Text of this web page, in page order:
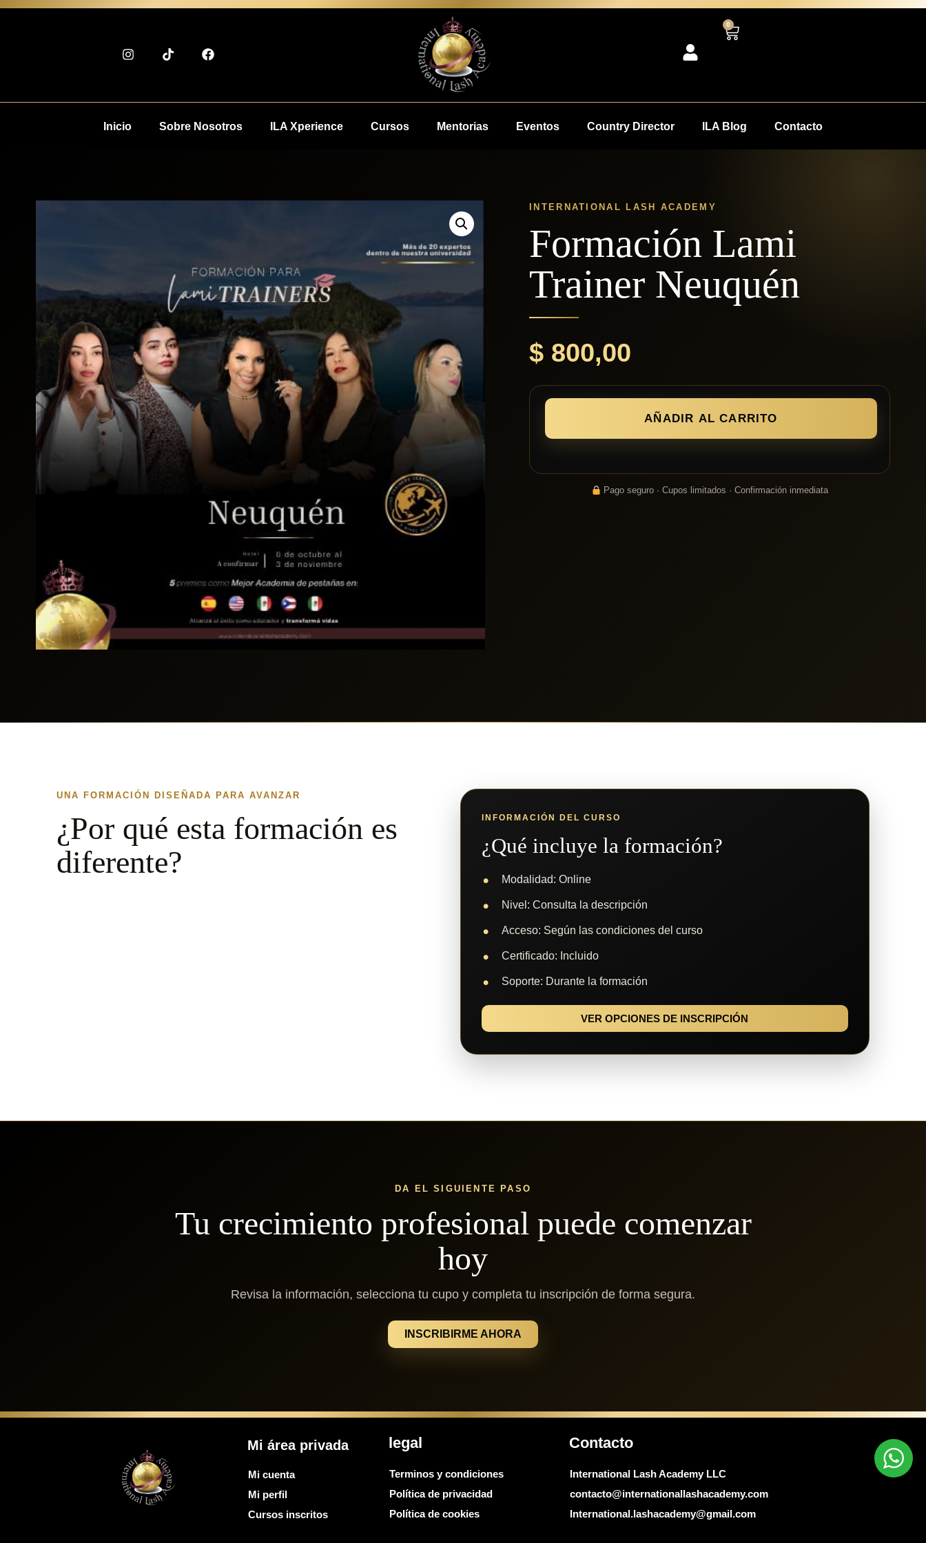
0
Inicio Sobre Nosotros ILA Xperience Cursos Mentorias Eventos Country Director ILA Blog Contacto
INTERNATIONAL LASH ACADEMY
Formación Lami
Trainer Neuquén
$ 800,00
AÑADIR AL CARRITO
Pago seguro · Cupos limitados · Confirmación inmediata
UNA FORMACIÓN DISEÑADA PARA AVANZAR
¿Por qué esta formación es
diferente?
INFORMACIÓN DEL CURSO
¿Qué incluye la formación?
Modalidad: Online
Nivel: Consulta la descripción
Acceso: Según las condiciones del curso
Certificado: Incluido
Soporte: Durante la formación
VER OPCIONES DE INSCRIPCIÓN
DA EL SIGUIENTE PASO
Tu crecimiento profesional puede comenzar
hoy
Revisa la información, selecciona tu cupo y completa tu inscripción de forma segura.
INSCRIBIRME AHORA
Mi área privada
Mi cuenta
Mi perfil
Cursos inscritos
legal
Terminos y condiciones
Política de privacidad
Política de cookies
Contacto
International Lash Academy LLC
contacto@internationallashacademy.com
International.lashacademy@gmail.com